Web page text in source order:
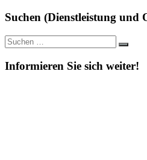
Suchen (Dienstleistung und
Suche
nach:
Suchen
Informieren Sie sich weiter!